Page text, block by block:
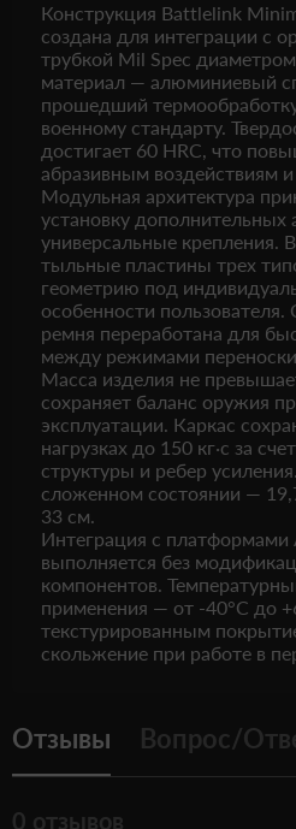
Конструкция Battlelink
создана для интеграции с
трубкой Mil Spec
материал — алюминиевый
прошедший
военному стандарту.
достигает 60 HRC, что
абразивным воздействиям
Модульная архитектура
установку дополнительных
универсальные крепления.
тыльные пластины трех
геометрию под
особенности
ремня переработана для
между режимами
Масса изделия не
сохраняет баланс оружия
эксплуатации. Каркас
нагрузках до 150 кг·с за
структуры и ребер
сложенном состоянии —
33 см.
Интеграция с платформами
выполняется без
компонентов.
применения — от -40°C до
текстурированным
скольжение при работе в
Отзывы Вопрос/
0 отзывов